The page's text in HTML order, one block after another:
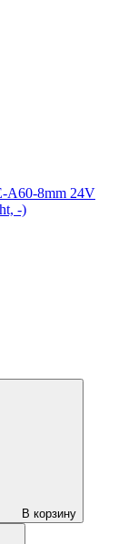
A60-8mm 24V
-)
В корзину